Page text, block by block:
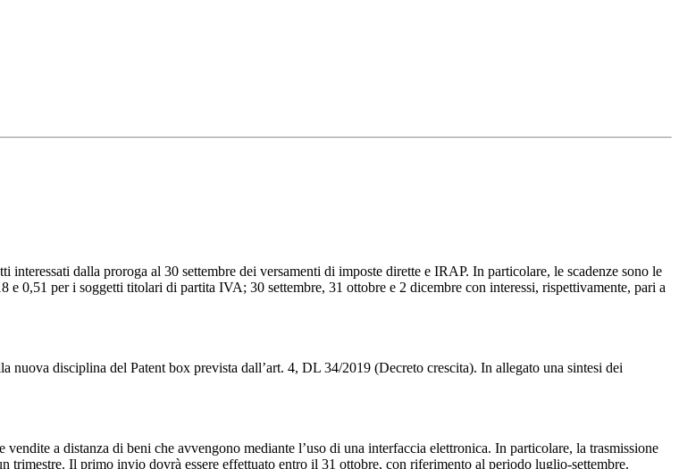
dalla proroga al 30 settembre dei versamenti di imposte dirette e IRAP. In particolare, le scadenze sono le
e 0,51 per i soggetti titolari di partita IVA; 30 settembre, 31 ottobre e 2 dicembre con interessi, rispettivamente, pari a
disciplina del Patent box prevista dall’art. 4, DL 34/2019 (Decreto crescita). In allegato una sintesi dei
a distanza di beni che avvengono mediante l’uso di una interfaccia elettronica. In particolare, la trasmissione
trimestre. Il primo invio dovrà essere effettuato entro il 31 ottobre, con riferimento al periodo luglio-settembre.